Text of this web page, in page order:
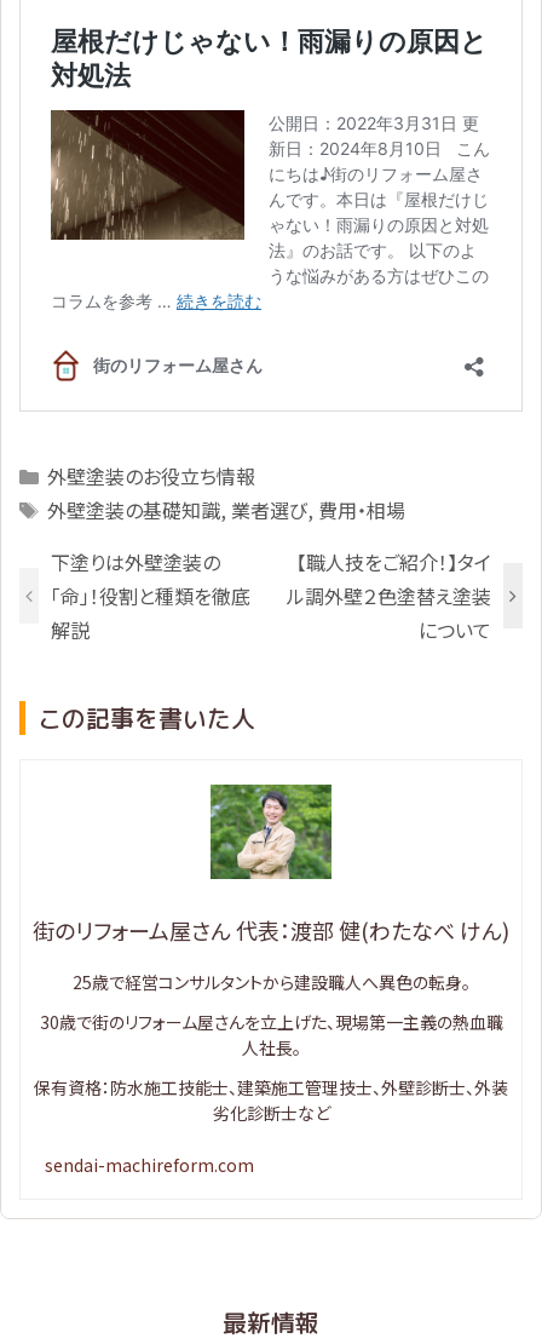
Categories
外壁塗装のお役立ち情報
Tags
外壁塗装の基礎知識, 業者選び, 費用・相場
下塗りは外壁塗装の
「命」！役割と種類を徹底
解説
【職人技をご紹介！】タイ
ル調外壁２色塗替え塗装
について
この記事を書いた人
街のリフォーム屋さん 代表：渡部 健(わたなべ けん)
25歳で経営コンサルタントから建設職人へ異色の転身。
30歳で街のリフォーム屋さんを立上げた、現場第一主義の熱血職
人社長。
保有資格：防水施工技能士、建築施工管理技士、外壁診断士、外装
劣化診断士など
sendai-machireform.com
最新情報